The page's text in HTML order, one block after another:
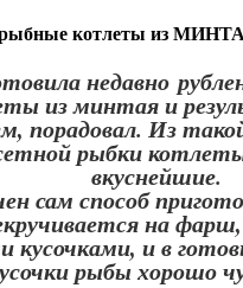
котлеты из
недавно
из минтая и
порадовал. Из
рыбки котлеты
вкуснейшие.
сам способ
на
кусочками, и в
рыбы хорошо